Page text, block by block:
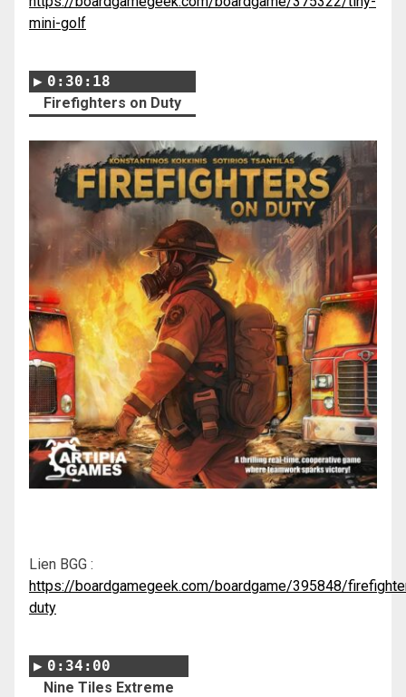
mini-golf
0:30:18
Firefighters on Duty
Lien BGG :
https://boardgamegeek.com/boardgame/395848/
duty
0:34:00
Nine Tiles Extreme